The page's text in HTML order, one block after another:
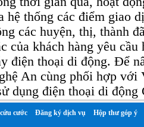
hệ thống các điểm giao
các huyện, thị, thành
của khách hàng yêu
điện thoại di động. Để
An cùng phối hợp với
dụng điện thoại di động
cước Đăng ký dịch vụ Hộp thư góp ý